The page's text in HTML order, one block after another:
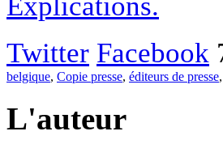
Twitter Facebook
belgique, Copie presse, éditeurs de presse,
L'auteur